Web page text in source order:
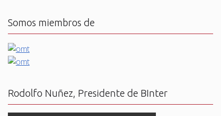
Somos miembros de
Rodolfo Nuñez, Presidente de BInter